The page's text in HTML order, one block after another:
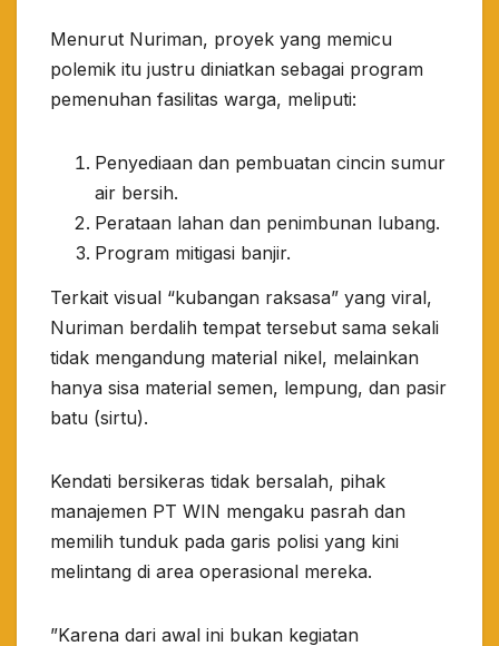
​Menurut Nuriman, proyek yang memicu
polemik itu justru diniatkan sebagai program
pemenuhan fasilitas warga, meliputi:
​Penyediaan dan pembuatan cincin sumur
air bersih.
​Perataan lahan dan penimbunan lubang.
​Program mitigasi banjir.
​Terkait visual “kubangan raksasa” yang viral,
Nuriman berdalih tempat tersebut sama sekali
tidak mengandung material nikel, melainkan
hanya sisa material semen, lempung, dan pasir
batu (sirtu).
​Kendati bersikeras tidak bersalah, pihak
manajemen PT WIN mengaku pasrah dan
memilih tunduk pada garis polisi yang kini
melintang di area operasional mereka.
​”Karena dari awal ini bukan kegiatan